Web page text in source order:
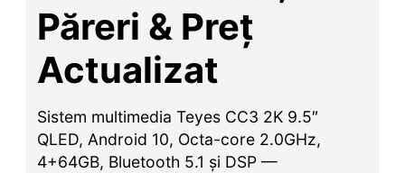
Păreri & Preț
Actualizat
Sistem multimedia Teyes CC3 2K 9.5″
QLED, Android 10, Octa-core 2.0GHz,
4+64GB, Bluetooth 5.1 și DSP —